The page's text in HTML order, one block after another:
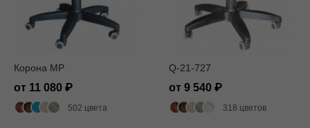
Корона MP
от 11 080
502 цвета
Q-21-727
от 9 540
318 цветов